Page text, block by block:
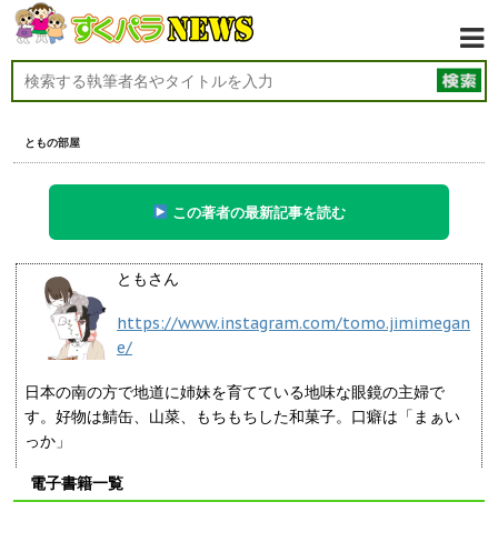
ともの部屋
この著者の最新記事を読む
ともさん
https://www.instagram.com/tomo.jimimegan
e/
日本の南の方で地道に姉妹を育てている地味な眼鏡の主婦で
す。好物は鯖缶、山菜、もちもちした和菓子。口癖は「まぁい
っか」
電子書籍一覧